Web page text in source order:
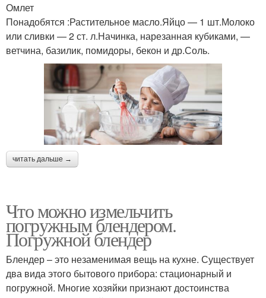
Омлет
Понадобятся :Растительное масло.Яйцо — 1 шт.Молоко
или сливки — 2 ст. л.Начинка, нарезанная кубиками, —
ветчина, базилик, помидоры, бекон и др.Соль.
читать дальше →
Что можно измельчить
погружным блендером.
Погружной блендер
Блендер – это незаменимая вещь на кухне. Существует
два вида этого бытового прибора: стационарный и
погружной. Многие хозяйки признают достоинства